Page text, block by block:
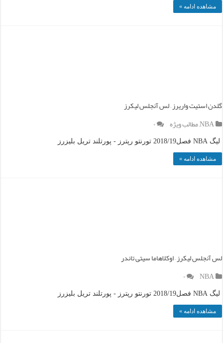
مشاهده ادامه »
گلدن استیت واریرز – لس آنجلس لیکرز
NBA
,مطالب ویژه ۰
لیگ NBA فصل2018/19 تورنتو رپترز - پورتلند تریل بلیزرز
مشاهده ادامه »
لس آنجلس لیکرز – اوکلاهاما سیتی تاندر
NBA
۰
لیگ NBA فصل2018/19 تورنتو رپترز - پورتلند تریل بلیزرز
مشاهده ادامه »